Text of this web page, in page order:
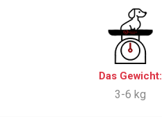
Das Gewicht:
3-6 kg